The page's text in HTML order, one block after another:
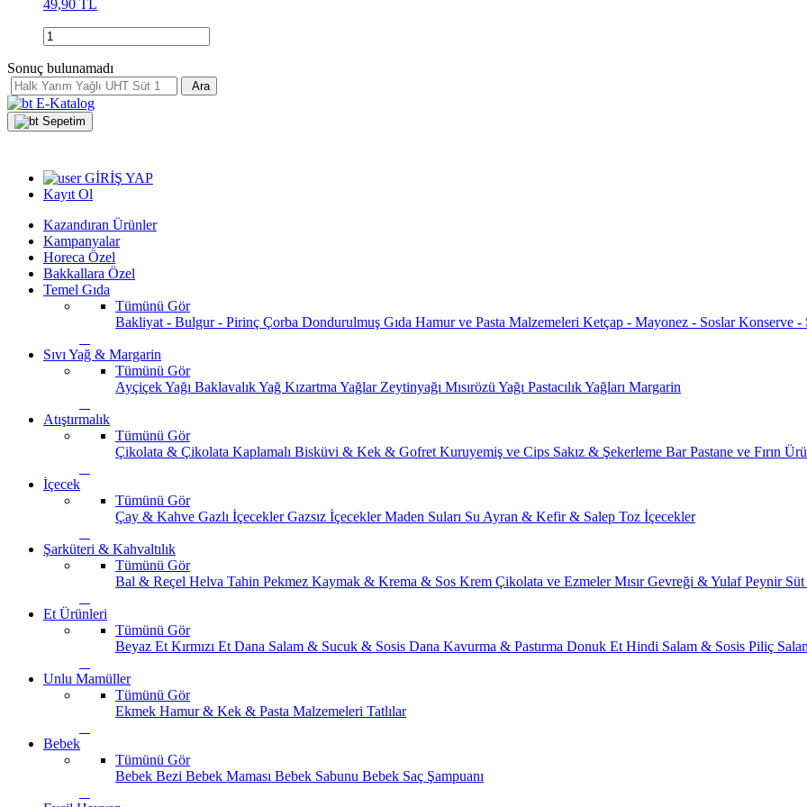
49,90 TL
Sonuç bulunamadı
Ara
E-Katalog
Sepetim
GİRİŞ YAP
Kayıt Ol
Kazandıran Ürünler
Kampanyalar
Horeca Özel
Bakkallara Özel
Temel Gıda
Tümünü Gör
Bakliyat - Bulgur - Pirinç Çorba Dondurulmuş Gıda Hamur ve Pasta Malzemeleri Ketçap - Mayonez - SoslarKonserve -
Sıvı Yağ & Margarin
Tümünü Gör
Ayçiçek Yağı Baklavalık Yağ Kızartma Yağlar Zeytinyağı Mısırözü Yağı Pastacılık Yağları Margarin
Atıştırmalık
Tümünü Gör
Çikolata & Çikolata Kaplamalı Bisküvi & Kek & Gofret Kuruyemiş ve Cips Sakız & Şekerleme BarPastane ve Fırın
İçecek
Tümünü Gör
Çay & Kahve Gazlı İçeceklerGazsız İçeceklerMaden Suları Su Ayran & Kefir & Salep Toz İçecekler
Şarküteri & Kahvaltılık
Tümünü Gör
Bal & Reçel Helva Tahin Pekmez Kaymak & Krema & Sos Krem Çikolata ve EzmelerMısır Gevreği & YulafPeynir
Et Ürünleri
Tümünü Gör
Beyaz Et Kırmızı Et Dana Salam & Sucuk & Sosis Dana Kavurma & Pastırma Donuk Et Hindi Salam & Sosis Piliç
Unlu Mamüller
Tümünü Gör
Ekmek Hamur & Kek & Pasta Malzemeleri Tatlılar
Bebek
Tümünü Gör
Bebek Bezi Bebek Maması Bebek Sabunu Bebek Saç Şampuanı